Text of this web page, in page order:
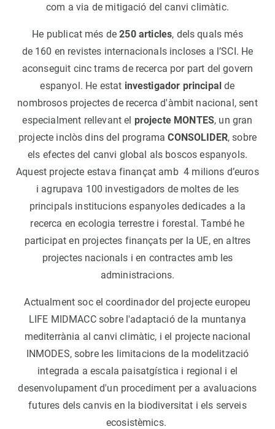
com a via de mitigació del canvi climàtic.
He publicat més de250 articles, dels quals més
de 160 en revistes internacionals incloses a l’SCI. He
aconseguit cinc trams de recerca por part del govern
espanyol. He estat investigador principal de
nombrosos projectes de recerca d'àmbit nacional, sent
especialment rellevant el projecte MONTES, un gran
projecte inclòs dins del programaCONSOLIDER, sobre
els efectes del canvi global als boscos espanyols.
Aquest projecte estava finançat amb 4 milions d’euros
i agrupava 100 investigadors de moltes de les
principals institucions espanyoles dedicades a la
recerca en ecologia terrestre i forestal. També he
participat en projectes finançats per la UE, en altres
projectes nacionals i en contractes amb les
administracions.
Actualment soc el coordinador del projecte europeu
LIFE MIDMACC sobre l'adaptació de la muntanya
mediterrània al canvi climàtic, i el projecte nacional
INMODES, sobre les limitacions de la modelització
integrada a escala paisatgística i regional i el
desenvolupament d'un procediment per a avaluacions
futures dels canvis en la biodiversitat i els serveis
ecosistèmics.